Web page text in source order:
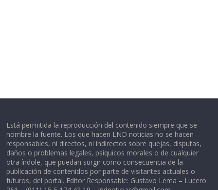
Está permitida la reproducción del contenido siempre que se
nombre la fuente. Los que hacen LND noticias no se hacen
responsables, ni directos, ni indirectos sobre quejas, disputas,
daños o problemas legales, psíquicos morales o de cualquier
otra índole, que puedan surgir como consecuencia de la
publicación de contenidos por parte de visitantes actuales o
futuros, del portal. Editor Responsable: Gustavo Lema – Lucero